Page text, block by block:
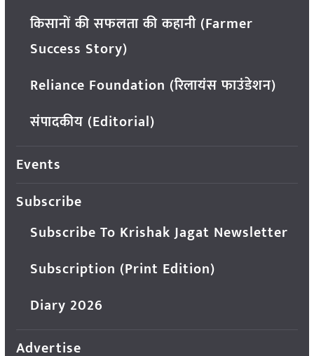
किसानों की सफलता की कहानी (Farmer
Success Story)
Reliance Foundation (रिलायंस फाउंडेशन)
संपादकीय (Editorial)
Events
Subscribe
Subscribe To Krishak Jagat Newsletter
Subscription (Print Edition)
Diary 2026
Advertise